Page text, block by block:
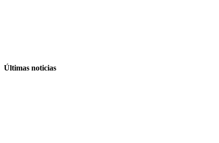
Últimas noticias